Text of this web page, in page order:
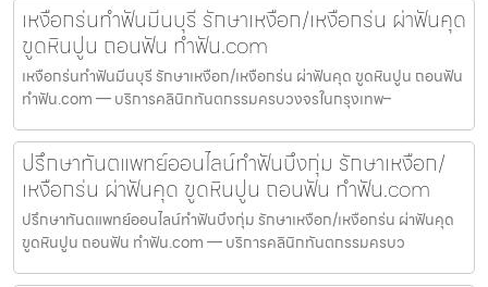
เหงือกร่นทำฟันมีนบุรี รักษาเหงือก/เหงือกร่น ผ่าฟันคุด
ขูดหินปูน ถอนฟัน ทำฟัน.com
เหงือกร่นทำฟันมีนบุรี รักษาเหงือก/เหงือกร่น ผ่าฟันคุด ขูดหินปูน ถอนฟัน
ทำฟัน.com — บริการคลินิกทันตกรรมครบวงจรในกรุงเทพ–
ปรึกษาทันตแพทย์ออนไลน์ทำฟันบึงกุ่ม รักษาเหงือก/
เหงือกร่น ผ่าฟันคุด ขูดหินปูน ถอนฟัน ทำฟัน.com
ปรึกษาทันตแพทย์ออนไลน์ทำฟันบึงกุ่ม รักษาเหงือก/เหงือกร่น ผ่าฟันคุด
ขูดหินปูน ถอนฟัน ทำฟัน.com — บริการคลินิกทันตกรรมครบว